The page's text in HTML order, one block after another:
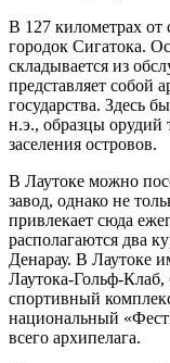
В 127 километрах от
городок Сигатока.
складывается из
представляет собой
государства. Здесь
н.э., образцы орудий
заселения островов.
В Лаутоке можно
завод, однако не
привлекает сюда
располагаются два
Денарау. В Лаутоке
Лаутока-Гольф-Клаб,
спортивный
национальный
всего архипелага.